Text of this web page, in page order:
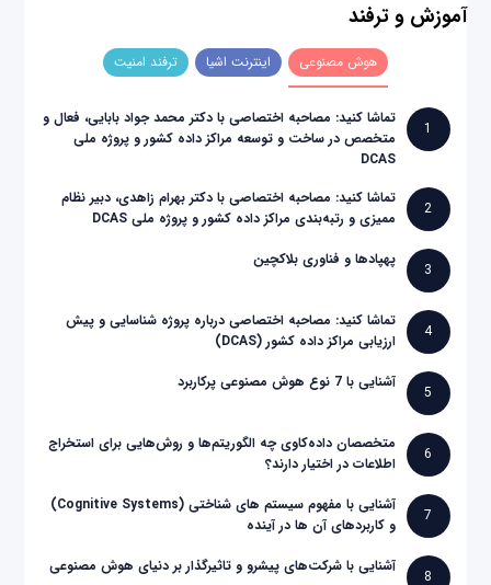
آموزش و ترفند
هوش مصنوعی اینترنت اشیا ترفند امنیت
1
تماشا کنید: مصاحبه اختصاصی با دکتر محمد جواد بابایی، فعال و
متخصص در ساخت و توسعه مراکز داده کشور و پروژه ملی
DCAS
2
تماشا کنید: مصاحبه اختصاصی با دکتر بهرام زاهدی، دبیر نظام
ممیزی و رتبه‌بندی مراکز داده کشور و پروژه ملی DCAS
3
پهپادها و فناوری بلاکچین
4
تماشا کنید: مصاحبه اختصاصی درباره پروژه شناسایی و پیش
ارزیابی مراکز داده کشور (DCAS)
5
آشنایی با 7 نوع هوش مصنوعی پرکاربرد
6
متخصصان داده‌کاوی چه الگوریتم‌ها و روش‌هایی برای استخراج
اطلاعات در اختیار دارند؟
7
آشنایی با مفهوم سیستم های شناختی (Cognitive Systems)
و کاربردهای آن ها در آینده
8
آشنایی با شرکت‌های پیشرو و تاثیرگذار بر دنیای هوش مصنوعی